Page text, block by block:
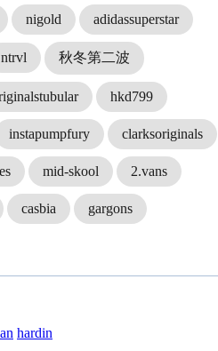
nigold adidassuperstar
ntrvl 秋冬第二波
hkd799
instapumpfury clarksoriginals
mid-skool 2.vans
casbia gargons
hardin